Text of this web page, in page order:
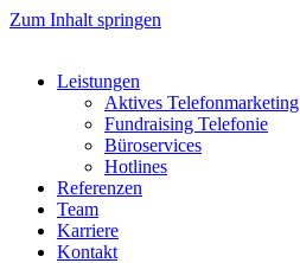
Zum Inhalt springen
Leistungen
Aktives Telefonmarketing
Fundraising Telefonie
Büroservices
Hotlines
Referenzen
Team
Karriere
Kontakt